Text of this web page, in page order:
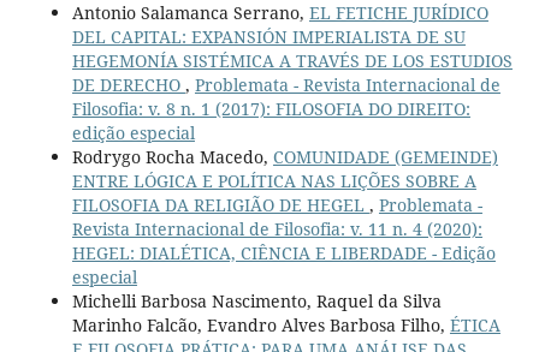
Antonio Salamanca Serrano, EL FETICHE JURÍDICO
DEL CAPITAL: EXPANSIÓN IMPERIALISTA DE SU
HEGEMONÍA SISTÉMICA A TRAVÉS DE LOS ESTUDIOS
DE DERECHO , Problemata - Revista Internacional de
Filosofia: v. 8 n. 1 (2017): FILOSOFIA DO DIREITO:
edição especial
Rodrygo Rocha Macedo, COMUNIDADE (GEMEINDE)
ENTRE LÓGICA E POLÍTICA NAS LIÇÕES SOBRE A
FILOSOFIA DA RELIGIÃO DE HEGEL , Problemata -
Revista Internacional de Filosofia: v. 11 n. 4 (2020):
HEGEL: DIALÉTICA, CIÊNCIA E LIBERDADE - Edição
especial
Michelli Barbosa Nascimento, Raquel da Silva
Marinho Falcão, Evandro Alves Barbosa Filho, ÉTICA